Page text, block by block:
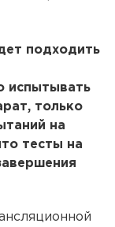
подходить
испытывать
только
на
тесты на